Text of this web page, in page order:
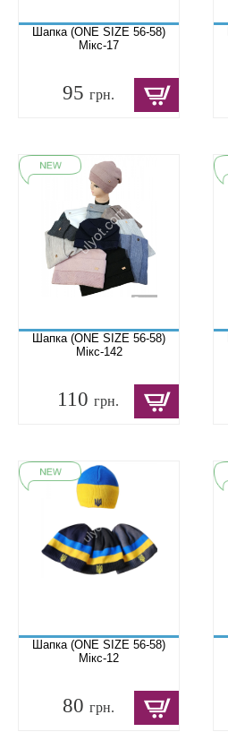
Шапка (ONE SIZE 56-58)
Мікс-17
95грн.
Шапка (ONE SIZE 56-58)
Мікс-142
110 грн.
Шапка (ONE SIZE 56-58)
Мікс-12
80грн.